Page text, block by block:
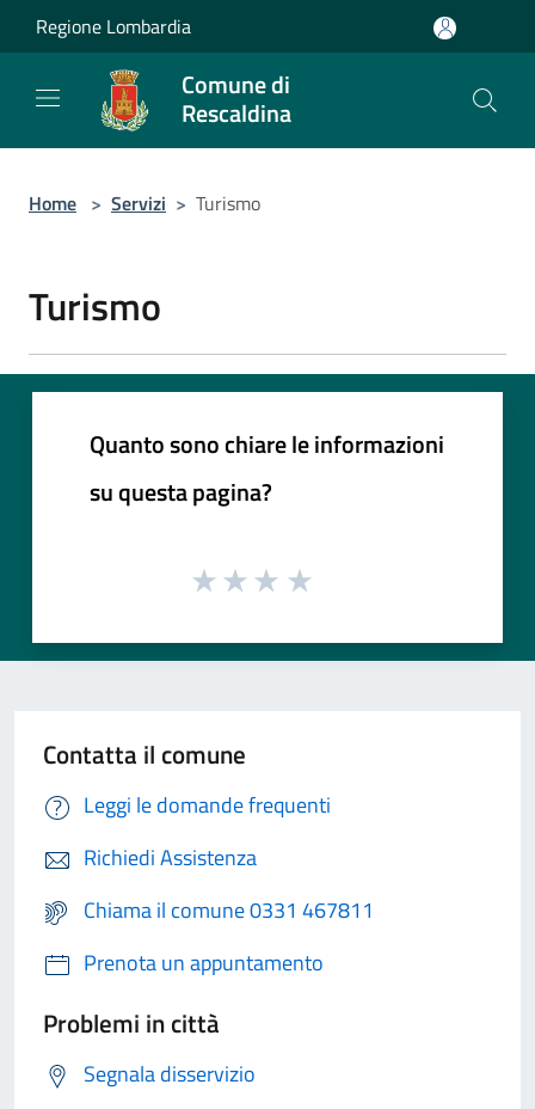
Salta al contenuto principale
Regione Lombardia
Comune di
Rescaldina
Home > Servizi > Turismo
Turismo
Quanto sono chiare le informazioni
su questa pagina?
Contatta il comune
Leggi le domande frequenti
Richiedi Assistenza
Chiama il comune 0331 467811
Prenota un appuntamento
Problemi in città
Segnala disservizio